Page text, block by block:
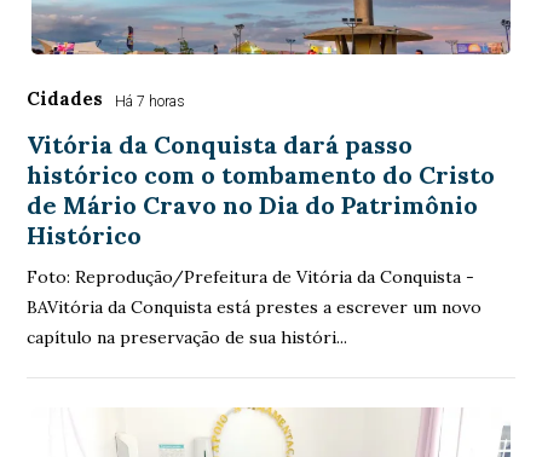
Cidades Há 7 horas
Vitória da Conquista dará passo
histórico com o tombamento do Cristo
de Mário Cravo no Dia do Patrimônio
Histórico
Foto: Reprodução/Prefeitura de Vitória da Conquista -
BAVitória da Conquista está prestes a escrever um novo
capítulo na preservação de sua históri...